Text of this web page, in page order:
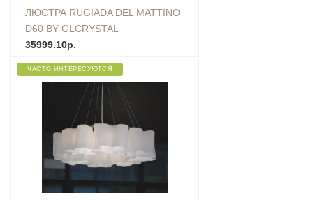
ЛЮСТРА RUGIADA DEL MATTINO
D60 BY GLCRYSTAL
35999.10р.
ЧАСТО ИНТЕРЕСУЮТСЯ